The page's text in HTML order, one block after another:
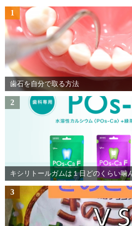
1
歯石を自分で取る方法
2
キシリトールガムは１日どのくらい噛
3